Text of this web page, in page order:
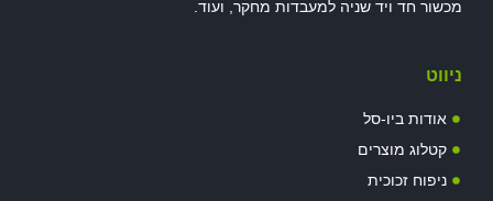
מכשור חד ויד שניה למעבדות מחקר, ועוד.
ניווט
אודות ביו-סל
קטלוג מוצרים
ניפוח זכוכית